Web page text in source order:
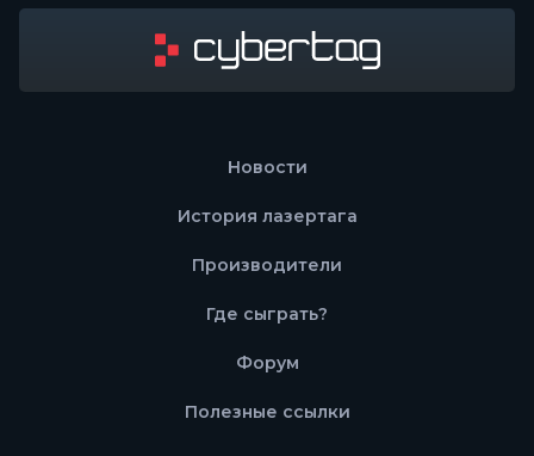
Новости
История лазертага
Производители
Где сыграть?
Форум
Полезные ссылки